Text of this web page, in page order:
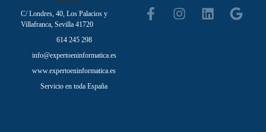
C/ Londres, 40, Los Palacios y
Villafranca, Sevilla 41720
614 245 298
info@expertoeninformatica.es
www.expertoeninformatica.es
Servicio en toda España